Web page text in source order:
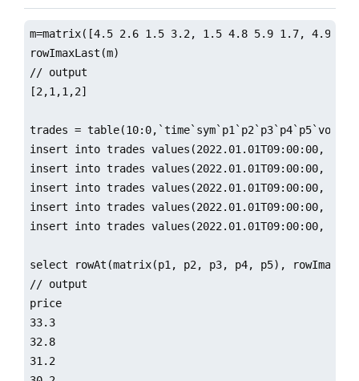
m=matrix([4.5 2.6 1.5 3.2, 1.5 4.8 5.9 1.7, 4.9 2.0
rowImaxLast(m)
// output
[2,1,1,2]
trades =
insert into trades values(2022.01.01T09:00:00,
insert into trades values(2022.01.01T09:00:00,
insert into trades values(2022.01.01T09:00:00,
insert into trades values(2022.01.01T09:00:00,
insert into trades values(2022.01.01T09:00:00,
select rowAt(matrix(p1, p2, p3, p4, p5),
// output
price
33.3
32.8
31.2